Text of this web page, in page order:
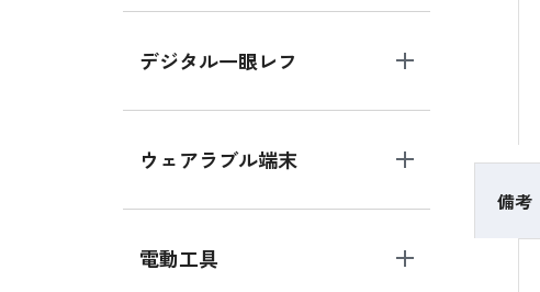
デジタル一眼レフ
ウェアラブル端末
電動工具
備考